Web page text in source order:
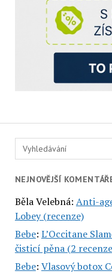
Hledat
NEJNOVĚJŠÍ
Běla Velebná: Anti-
Lobey (recenze)
Bebe: L’Occitane
čisticí pěna (2
Bebe: Vlasový botox